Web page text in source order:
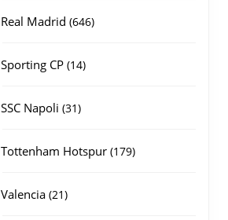
Real Madrid 646646
Sporting CP 1414
SSC Napoli 3131
Tottenham Hotspur 179179
Valencia 2121